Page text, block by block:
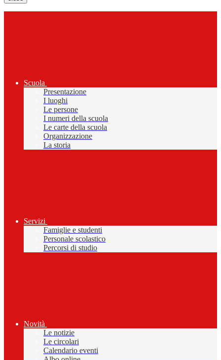
Scuola
Presentazione
I luoghi
Le persone
I numeri della scuola
Le carte della scuola
Organizzazione
La storia
Servizi
Famiglie e studenti
Personale scolastico
Percorsi di studio
Novità
Le notizie
Le circolari
Calendario eventi